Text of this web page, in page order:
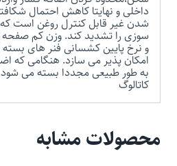
داخلی و نهایتا کاهش احتمال
شدن غیر قابل کنترل روغن است
سوزی را تشدید کند. وزن کم
و نرخ پایین کشسانی فنر های
امکان پذیر می سازد. هنگامی که
به طور طبیعی مجددا بسته می
کاتالوگ
محصولات مشابه